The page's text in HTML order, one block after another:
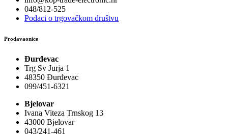
048/812-525
Podaci o trgovačkom društvu
Prodavaonice
Đurđevac
Trg Sv Jurja 1
48350 Đurđevac
099/451-6321
Bjelovar
Ivana Viteza Trnskog 13
43000 Bjelovar
043/241-461